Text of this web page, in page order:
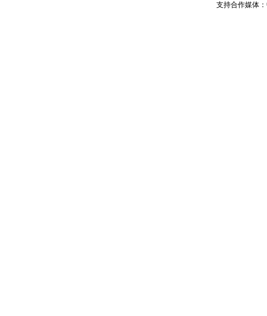
支持合作媒体：